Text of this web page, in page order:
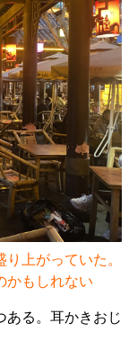
上がっていた。
かもしれない
ある。耳かきおじ